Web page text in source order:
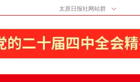
太原日报社网站群